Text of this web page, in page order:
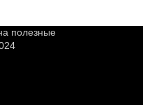
полезные